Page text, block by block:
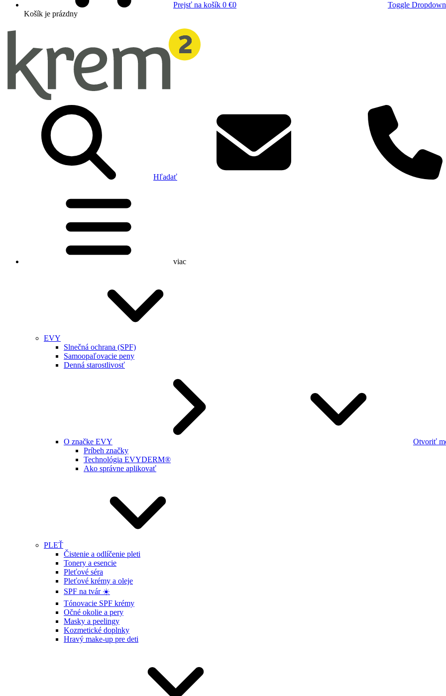
Prejsť na košík 0 €0
Toggle Dropdown
Košík je prázdny
Hľadať
viac
EVY
Slnečná ochrana (SPF)
Samoopaľovacie peny
Denná starostlivosť
O značke EVY
Otvoriť
Príbeh značky
Technológia EVYDERM®
Ako správne aplikovať
PLEŤ
Čistenie a odlíčenie pleti
Tonery a esencie
Pleťové séra
Pleťové krémy a oleje
SPF na tvár ☀️
Tónovacie SPF krémy
Očné okolie a pery
Masky a peelingy
Kozmetické doplnky
Hravý make-up pre deti